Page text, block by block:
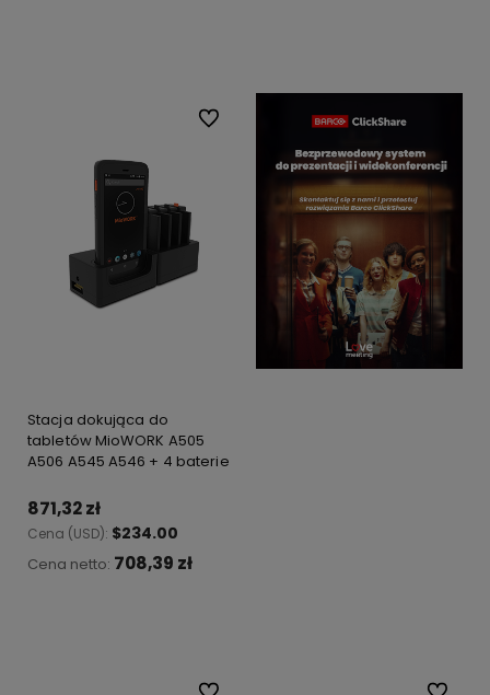
Stacja dokująca do
tabletów MioWORK A505
A506 A545 A546 + 4 baterie
871,32 zł
Cena (USD): $234.00
Cena netto: 708,39 zł
Do ulubionych